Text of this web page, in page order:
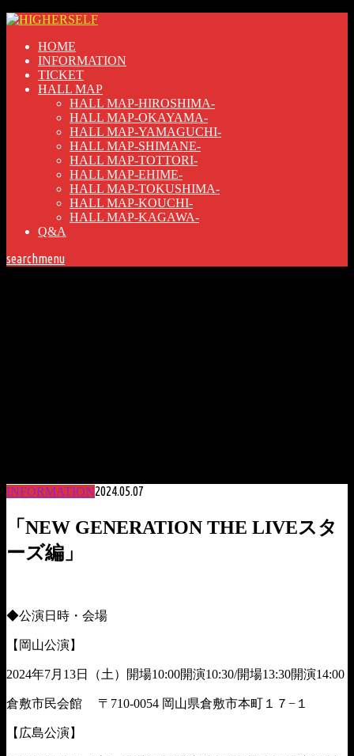
HOME
INFORMATION
TICKET
HALL MAP
HALL MAP-HIROSHIMA-
HALL MAP-OKAYAMA-
HALL MAP-YAMAGUCHI-
HALL MAP-SHIMANE-
HALL MAP-TOTTORI-
HALL MAP-EHIME-
HALL MAP-TOKUSHIMA-
HALL MAP-KOUCHI-
HALL MAP-KAGAWA-
Q&A
searchmenu
INFORMATION2024.05.07
「NEW GENERATION THE LIVEスタ
ーズ編」
◆公演日時・会場
【岡山公演】
2024年7月13日（土）開場10:00開演10:30/開場13:30開演14:00
倉敷市民会館 〒710-0054 岡山県倉敷市本町１７−１
【広島公演】